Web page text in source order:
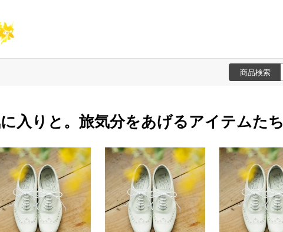
商品検索
入りと。旅気分をあげるアイテムたち